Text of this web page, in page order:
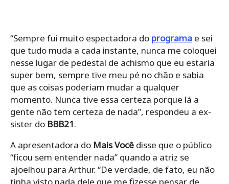
“Sempre fui muito espectadora do programa e sei
que tudo muda a cada instante, nunca me coloquei
nesse lugar de pedestal de achismo que eu estaria
super bem, sempre tive meu pé no chão e sabia
que as coisas poderiam mudar a qualquer
momento. Nunca tive essa certeza porque lá a
gente não tem certeza de nada”, respondeu a ex-
sister do BBB21.
A apresentadora do Mais Você disse que o público
“ficou sem entender nada” quando a atriz se
ajoelhou para Arthur. “De verdade, de fato, eu não